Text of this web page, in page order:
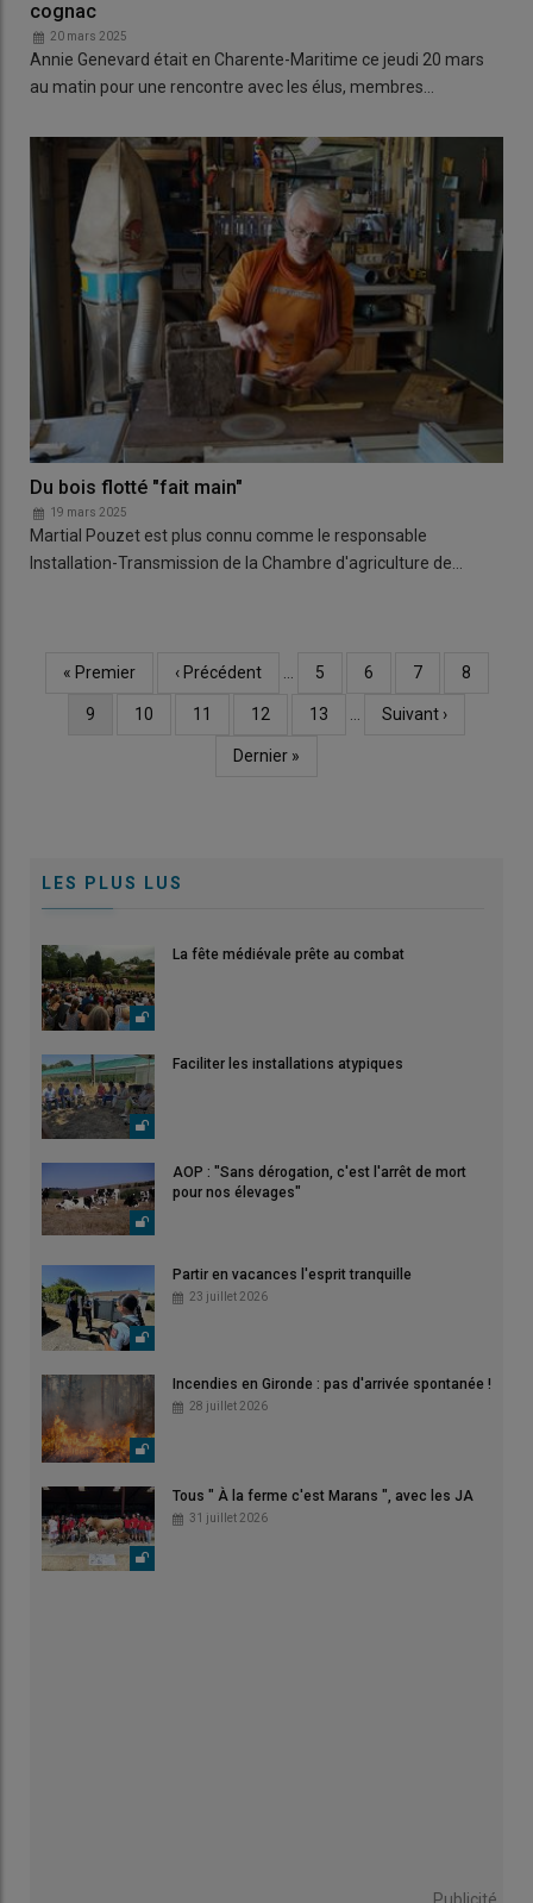
cognac
20 mars 2025
Annie Genevard était en Charente-Maritime ce jeudi 20 mars
au matin pour une rencontre avec les élus, membres…
Du bois flotté "fait main"
19 mars 2025
Martial Pouzet est plus connu comme le responsable
Installation-Transmission de la Chambre d'agriculture de…
Première
« Premier
Page
‹ Précédent … Page
5 Page
6 Page
7 Page
8
Page
9 Page
10 Page
11 Page
12 Page
13 …
Page
Suivant ›
Dernière
Dernier »
LES PLUS LUS
La fête médiévale prête au combat
Faciliter les installations atypiques
AOP : "Sans dérogation, c'est l'arrêt de mort
pour nos élevages"
Partir en vacances l'esprit tranquille
23 juillet 2026
Incendies en Gironde : pas d'arrivée spontanée !
28 juillet 2026
Tous " À la ferme c'est Marans ", avec les JA
31 juillet 2026